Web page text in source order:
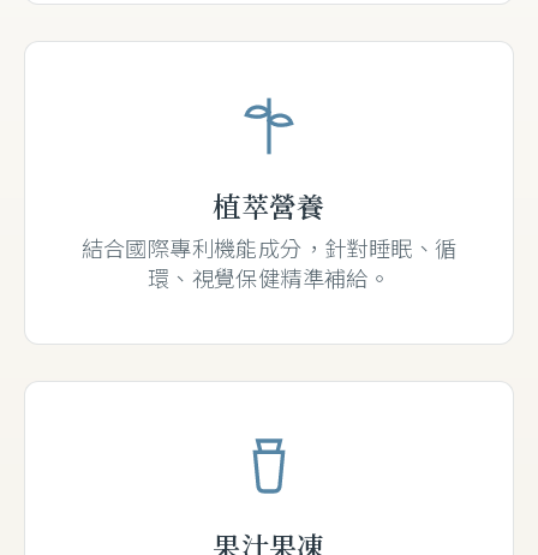
植萃營養
結合國際專利機能成分，針對睡眠、循
環、視覺保健精準補給。
果汁果凍